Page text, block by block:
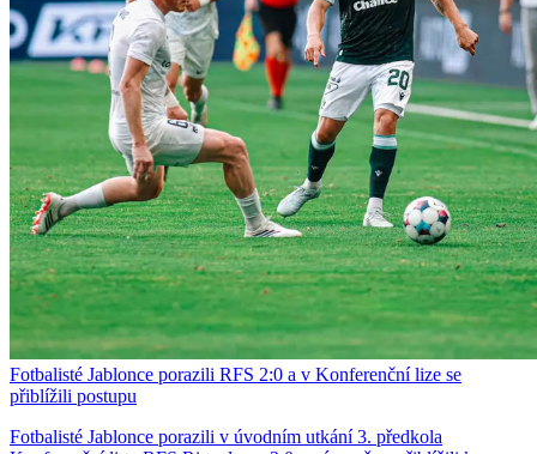
Fotbalisté Jablonce porazili RFS 2:0 a v Konferenční lize se
přiblížili postupu
Fotbalisté Jablonce porazili v úvodním utkání 3. předkola